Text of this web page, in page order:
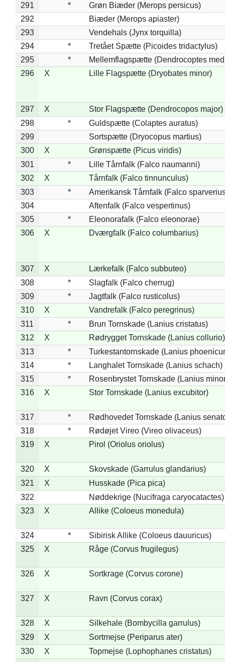
291
*
Grøn Biæder (Merops persicus)
292
Biæder (Merops apiaster)
293
Vendehals (Jynx torquilla)
294
*
Tretået Spætte (Picoides tridactylus)
295
*
Mellemflagspætte (Dendrocoptes
296
X Lille Flagspætte (Dryobates minor)
297 X
Stor Flagspætte (Dendrocopos major)
298
*
Guldspætte (Colaptes auratus)
299
Sortspætte (Dryocopus martius)
300
X
Grønspætte (Picus viridis)
301
*
Lille Tårnfalk (Falco naumanni)
302
X
Tårnfalk (Falco tinnunculus)
303
*
Amerikansk Tårnfalk (Falco
304
Aftenfalk (Falco vespertinus)
305
*
Eleonorafalk (Falco eleonorae)
306
X Dværgfalk (Falco columbarius)
307 X
Lærkefalk (Falco subbuteo)
308
*
Slagfalk (Falco cherrug)
309
*
Jagtfalk (Falco rusticolus)
310
X
Vandrefalk (Falco peregrinus)
311
*
Brun Tornskade (Lanius cristatus)
312
X
Rødrygget Tornskade (Lanius collurio)
313
*
Turkestantornskade (Lanius
314
*
Langhalet Tornskade (Lanius schach)
315
*
Rosenbrystet Tornskade (Lanius
316
X Stor Tornskade (Lanius excubitor)
317 *
Rødhovedet Tornskade (Lanius
318
*
Rødøjet Vireo (Vireo olivaceus)
319
X Pirol (Oriolus oriolus)
320 X
Skovskade (Garrulus glandarius)
321
X
Husskade (Pica pica)
322
Nøddekrige (Nucifraga caryocatactes)
323
X Allike (Coloeus monedula)
324 *
Sibirisk Allike (Coloeus dauuricus)
325
X Råge (Corvus frugilegus)
326 X Sortkrage (Corvus corone)
327 X Ravn (Corvus corax)
328 X
Silkehale (Bombycilla garrulus)
329
X
Sortmejse (Periparus ater)
330
X
Topmejse (Lophophanes cristatus)